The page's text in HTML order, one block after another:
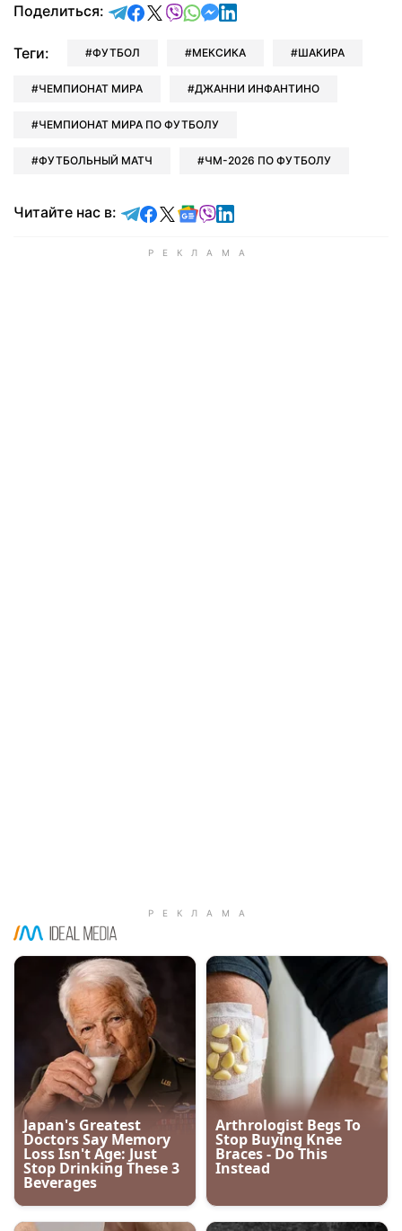
Поделиться: отправить в Telegram
поделиться в Facebook
поделиться в X
отправить в Viber
отправить в Whatsapp
отправить в Messenger
отправить в LinkedIn
Теги: ФУТБОЛ МЕКСИКА ШАКИРА
ЧЕМПИОНАТ МИРА ДЖАННИ ИНФАНТИНО
ЧЕМПИОНАТ МИРА ПО ФУТБОЛУ
ФУТБОЛЬНЫЙ МАТЧ ЧМ-2026 ПО ФУТБОЛУ
Читайте нас в: Читайте в Telegram
Читайте в Facebook
Читайте в X
Читайте в Google news
Читайте в Viber
Читайте в LinkedIn